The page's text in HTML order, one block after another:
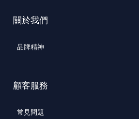
關於我們
品牌精神
顧客服務
常見問題